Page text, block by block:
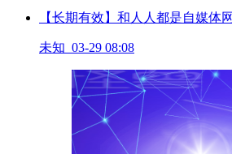
【长期有效】和人人都是自媒体
未知 03-29 08:08